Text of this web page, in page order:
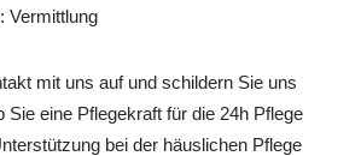
Vermittlung
mit uns auf und schildern Sie uns
Sie eine Pflegekraft für die 24h Pflege
bei der häuslichen Pflege